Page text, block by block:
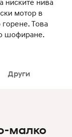
ниските нива
мотор в
Това
шофиране.
Други
малко